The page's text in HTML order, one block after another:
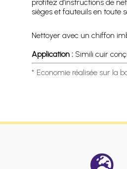
profitez d’instructions de
sièges et fauteuils en toute
Nettoyer avec un chiffon
Application :Simili cuir
* Economie réalisée sur la